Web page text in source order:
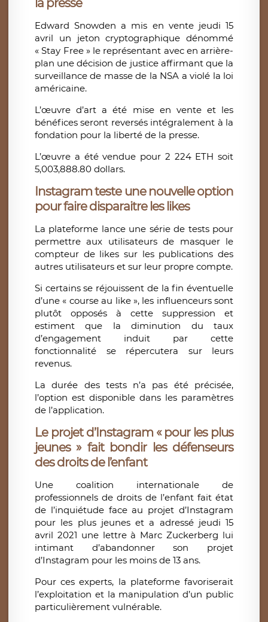
la presse
Edward Snowden a mis en vente jeudi 15
avril un jeton cryptographique dénommé
« Stay Free » le représentant avec en arrière-
plan une décision de justice affirmant que la
surveillance de masse de la NSA a violé la loi
américaine.
L’œuvre d’art a été mise en vente et les
bénéfices seront reversés intégralement à la
fondation pour la liberté de la presse.
L’œuvre a été vendue pour 2 224 ETH soit
5,003,888.80 dollars.
Instagram teste une nouvelle option
pour faire disparaitre les likes
La plateforme lance une série de tests pour
permettre aux utilisateurs de masquer le
compteur de likes sur les publications des
autres utilisateurs et sur leur propre compte.
Si certains se réjouissent de la fin éventuelle
d’une « course au like », les influenceurs sont
plutôt opposés à cette suppression et
estiment que la diminution du taux
d’engagement induit par cette
fonctionnalité se répercutera sur leurs
revenus.
La durée des tests n’a pas été précisée,
l’option est disponible dans les paramètres
de l’application.
Le projet d’Instagram « pour les plus
jeunes » fait bondir les défenseurs
des droits de l’enfant
Une coalition internationale de
professionnels de droits de l’enfant fait état
de l’inquiétude face au projet d’Instagram
pour les plus jeunes et a adressé jeudi 15
avril 2021 une lettre à Marc Zuckerberg lui
intimant d’abandonner son projet
d’Instagram pour les moins de 13 ans.
Pour ces experts, la plateforme favoriserait
l’exploitation et la manipulation d’un public
particulièrement vulnérable.